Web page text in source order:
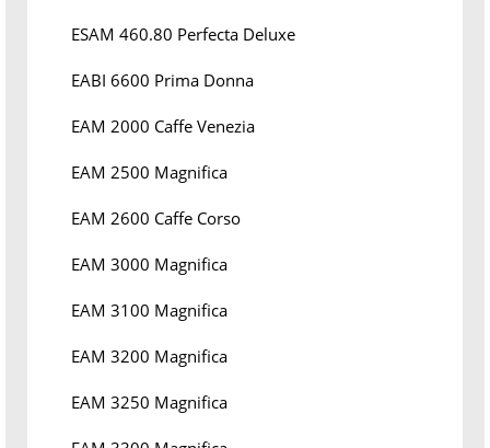
ESAM 460.80 Perfecta Deluxe
EABI 6600 Prima Donna
EAM 2000 Caffe Venezia
EAM 2500 Magnifica
EAM 2600 Caffe Corso
EAM 3000 Magnifica
EAM 3100 Magnifica
EAM 3200 Magnifica
EAM 3250 Magnifica